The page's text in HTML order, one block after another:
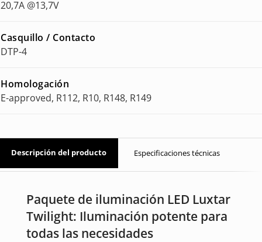
20,7A @13,7V
Casquillo / Contacto
DTP-4
Homologación
E-approved, R112, R10, R148, R149
Descripción del producto Especificaciones técnicas
Paquete de iluminación LED Luxtar
Twilight: Iluminación potente para
todas las necesidades